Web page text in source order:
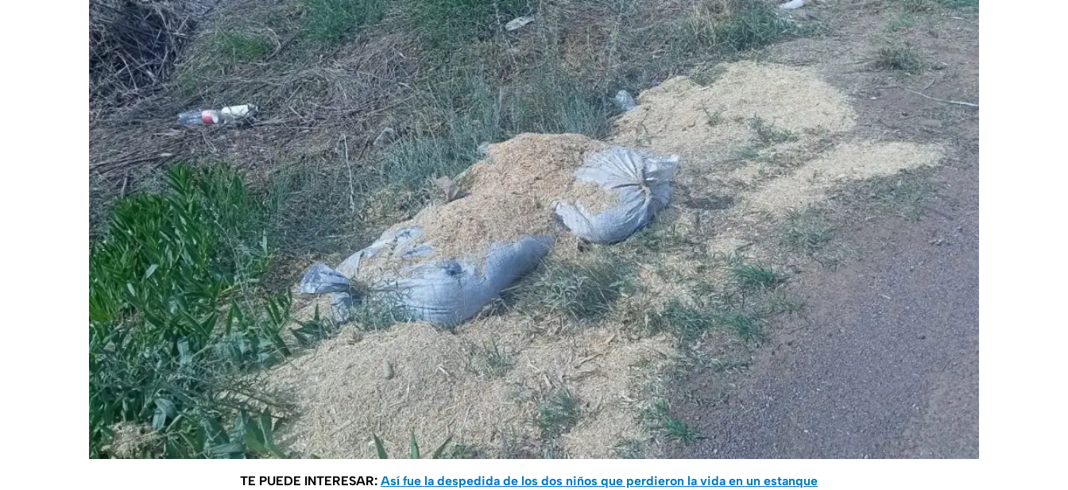
TE PUEDE INTERESAR: Así fue la despedida de los dos niños que perdieron la vida en un estanque